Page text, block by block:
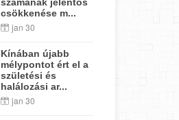
csökkenése m...
jan 30
Kínában újabb
mélypontot ért el a
születési és
halálozási ar...
jan 30